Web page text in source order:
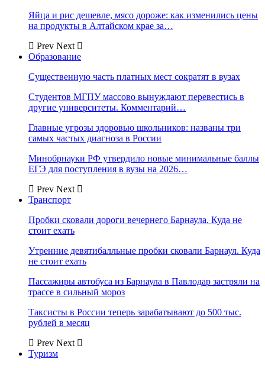
Яйца и рис дешевле, мясо дороже: как изменились цены
на продукты в Алтайском крае за…
Prev Next
Образование
Существенную часть платных мест сократят в вузах
Студентов МГПУ массово вынуждают перевестись в
другие университеты. Комментарий…
Главные угрозы здоровью школьников: названы три
самых частых диагноза в России
Минобрнауки РФ утвердило новые минимальные баллы
ЕГЭ для поступления в вузы на 2026…
Prev Next
Транспорт
Пробки сковали дороги вечернего Барнаула. Куда не
стоит ехать
Утренние девятибалльные пробки сковали Барнаул. Куда
не стоит ехать
Пассажиры автобуса из Барнаула в Павлодар застряли на
трассе в сильный мороз
Таксисты в России теперь зарабатывают до 500 тыс.
рублей в месяц
Prev Next
Туризм